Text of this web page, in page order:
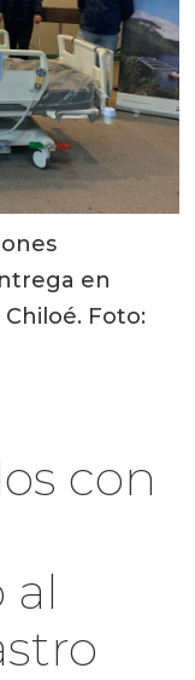
en
Foto:
con